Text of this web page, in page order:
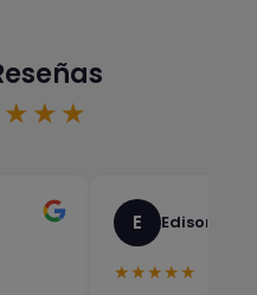
E Edison
★★★★★